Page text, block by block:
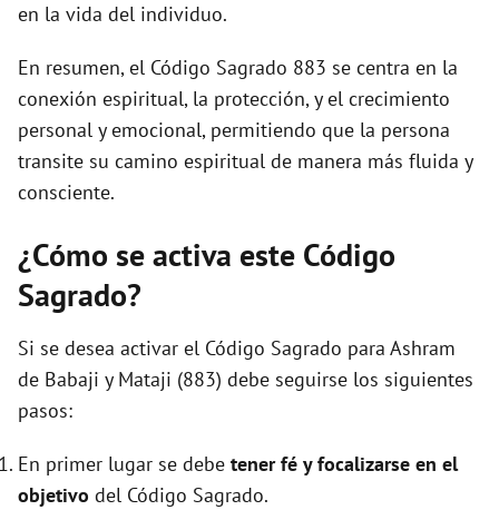
en la vida del individuo.
En resumen, el Código Sagrado 883 se centra en la
conexión espiritual, la protección, y el crecimiento
personal y emocional, permitiendo que la persona
transite su camino espiritual de manera más fluida y
consciente.
¿Cómo se activa este Código
Sagrado?
Si se desea activar el Código Sagrado para Ashram
de Babaji y Mataji (883) debe seguirse los siguientes
pasos:
En primer lugar se debe tener fé y focalizarse en el
objetivo del Código Sagrado.